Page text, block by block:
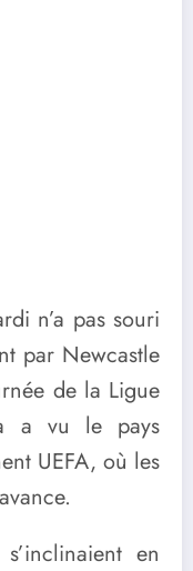
n’a pas souri
par Newcastle
de la Ligue
a vu le pays
UEFA, où les
en